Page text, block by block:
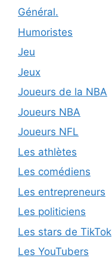
Général.
Humoristes
Jeu
Jeux
Joueurs de la NBA
Joueurs NBA
Joueurs NFL
Les athlètes
Les comédiens
Les entrepreneurs
Les politiciens
Les stars de TikTok
Les YouTubers